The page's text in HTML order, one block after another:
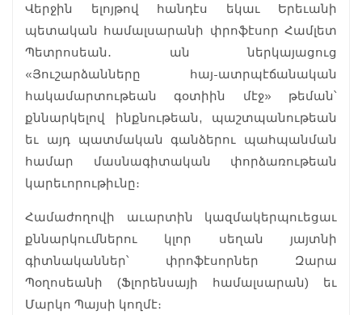
Վերջին ելոյթով հանդէս եկաւ Երեւանի
պետական համալսարանի փրոֆէսոր Համլետ
Պետրոսեան․ ան ներկայացուց
«Յուշարձանները հայ-ատրպէճանական
հակամարտութեան գօտիին մէջ» թեման՝
քննարկելով ինքնութեան, պաշտպանութեան
եւ այդ պատմական գանձերու պահպանման
համար մասնագիտական փորձառութեան
կարեւորութիւնը։
Համաժողովի աւարտին կազմակերպուեցաւ
քննարկումներու կլոր սեղան յայտնի
գիտնականներ՝ փրոֆէսորներ Զարա
Պօղոսեանի (Ֆլորենսայի համալսարան) եւ
Մարկո Պայսի կողմէ։